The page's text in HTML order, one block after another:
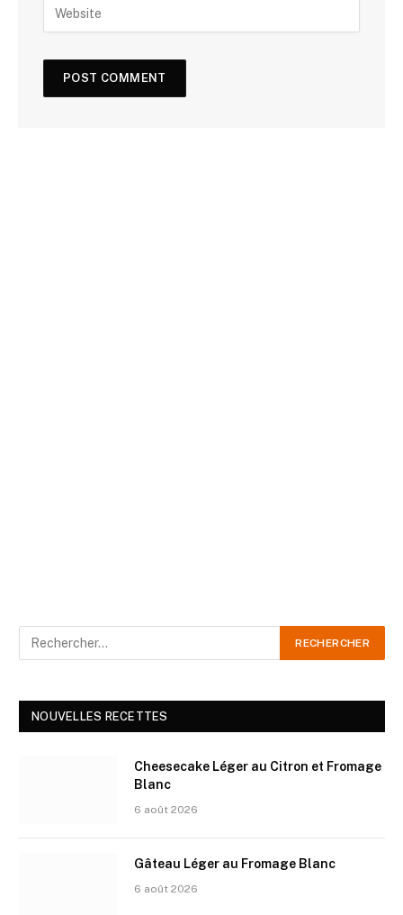
NOUVELLES RECETTES
Cheesecake Léger au Citron et Fromage
Blanc
6 août 2026
Gâteau Léger au Fromage Blanc
6 août 2026